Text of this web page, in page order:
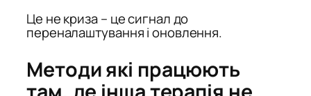
Це не криза – це сигнал до
переналаштування і оновлення.
Методи які працюють